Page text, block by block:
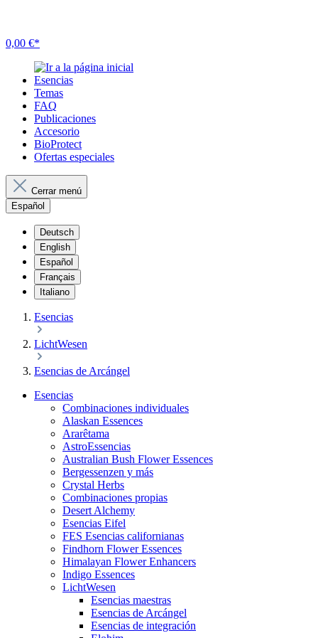
0,00 €*
Esencias
Temas
FAQ
Publicaciones
Accesorio
BioProtect
Ofertas especiales
Cerrar menú
Español
Deutsch
English
Español
Français
Italiano
Esencias
LichtWesen
Esencias de Arcángel
Esencias
Combinaciones individuales
Alaskan Essences
Ararêtama
AstroEssencias
Australian Bush Flower Essences
Bergessenzen y más
Crystal Herbs
Combinaciones propias
Desert Alchemy
Esencias Eifel
FES Esencias californianas
Findhorn Flower Essences
Himalayan Flower Enhancers
Indigo Essences
LichtWesen
Esencias maestras
Esencias de Arcángel
Esencias de integración